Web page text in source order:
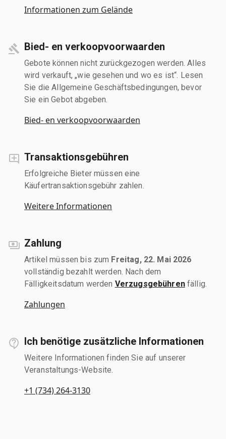
Informationen zum Gelände
Bied- en verkoopvoorwaarden
Gebote können nicht zurückgezogen werden. Alles
wird verkauft, „wie gesehen und wo es ist“. Lesen
Sie die Allgemeine Geschäftsbedingungen, bevor
Sie ein Gebot abgeben.
Bied- en verkoopvoorwaarden
Transaktionsgebühren
Erfolgreiche Bieter müssen eine
Käufertransaktionsgebühr zahlen.
Weitere Informationen
Zahlung
Artikel müssen bis zum Freitag, 22. Mai 2026
vollständig bezahlt werden. Nach dem
Fälligkeitsdatum werden Verzugsgebührenfällig.
Zahlungen
Ich benötige zusätzliche Informationen
Weitere Informationen finden Sie auf unserer
Veranstaltungs-Website.
+1 (734) 264-3130